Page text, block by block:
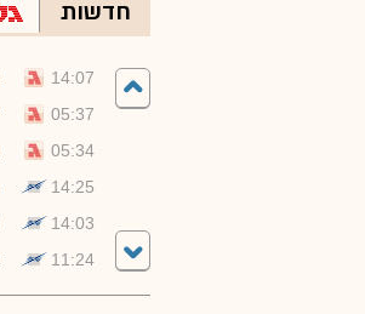
חדשות
14:07
05:37
05:34
14:25
14:03
11:24